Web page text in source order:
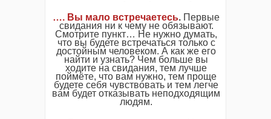
…. Вы мало встречаетесь. Первые
свидания ни к чему не обязывают.
Смотрите пункт… Не нужно думать,
что вы будете встречаться только с
достойным человеком. А как же его
найти и узнать? Чем больше вы
ходите на свидания, тем лучше
поймёте, что вам нужно, тем проще
будете себя чувствовать и тем легче
вам будет отказывать неподходящим
людям.